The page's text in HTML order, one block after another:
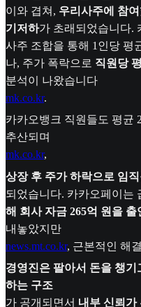
이와 겹쳐, 우리사주에 참
기저하가 초래되었습니다.
사주 조합을 통해 1인당 평
나, 주가 폭락으로 직원당
분석이 나왔습니다
mk.co.kr.
카카오뱅크 직원들도 평균
추산되며
mk.co.kr,
상장 후 주가 하락으로 임
되었습니다. 카카오페이는
해 회사 자금 265억 원을 출
내놓았지만
news.mt.co.kr, 근본적인 해
경영진은 팔아서 돈을 챙
하는 구조
가 공개되면서 내부 신뢰가